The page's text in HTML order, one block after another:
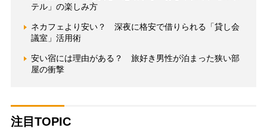
テル」の楽しみ方
ネカフェより安い？ 深夜に格安で借りられる「貸し会
議室」活用術
安い宿には理由がある？ 旅好き男性が泊まった狭い部
屋の衝撃
注目TOPIC